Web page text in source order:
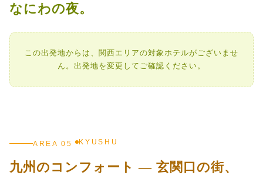
なにわの夜。
この出発地からは、関西エリアの対象ホテルがございませ
ん。出発地を変更してご確認ください。
AREA 05 KYUSHU
九州のコンフォート — 玄関口の街、